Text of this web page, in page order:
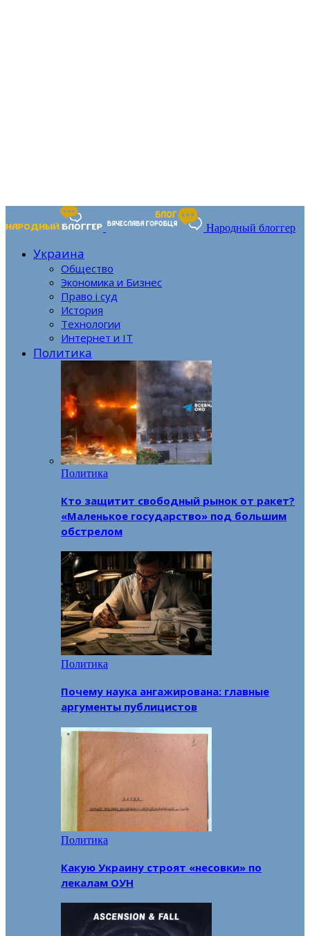
Народный блоггер
Украина
Общество
Экономика и Бизнес
Право і суд
История
Технологии
Интернет и IT
Политика
Политика
Кто защитит свободный рынок от ракет?
«Маленькое государство» под большим
обстрелом
Политика
Почему наука ангажирована: главные
аргументы публицистов
Политика
Какую Украину строят «несовки» по
лекалам ОУН